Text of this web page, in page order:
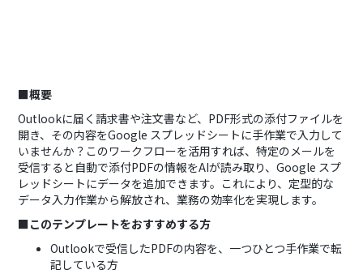
■概要
Outlookに届く請求書や注文書など、PDF形式の添付ファイルを
開き、その内容をGoogle スプレッドシートに手作業で入力して
いませんか？このワークフローを活用すれば、特定のメールを
受信すると自動で添付PDFの情報をAIが読み取り、Google スプ
レッドシートにデータを追加できます。これにより、定型的な
データ入力作業から解放され、業務の効率化を実現します。
■このテンプレートをおすすめする方
Outlookで受信したPDFの内容を、一つひとつ手作業で転
記している方